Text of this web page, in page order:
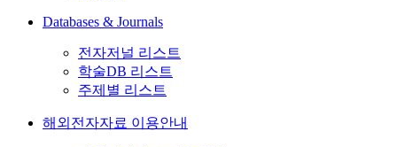
Databases & Journals
전자저널 리스트
학술DB 리스트
주제별 리스트
해외전자자료 이용안내